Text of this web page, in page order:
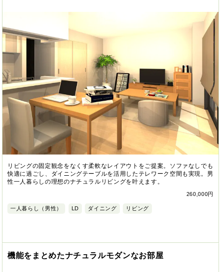
リビングの固定観念をなくす柔軟なレイアウトをご提案。ソファなしでも
快適に過ごし、ダイニングテーブルを活用したテレワーク空間も実現。男
性一人暮らしの理想のナチュラルリビングを叶えます。
260,000円
一人暮らし（男性） LD ダイニング リビング
機能をまとめたナチュラルモダンなお部屋